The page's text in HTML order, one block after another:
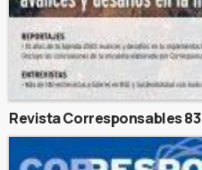
Revista Corresponsables 83